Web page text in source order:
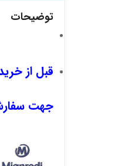
توضیحات
قبل از
جهت